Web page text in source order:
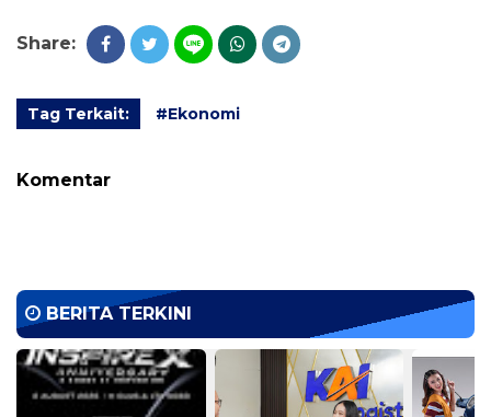
Share:
Tag Terkait: #Ekonomi
Komentar
BERITA TERKINI